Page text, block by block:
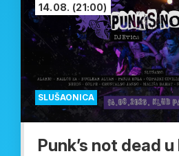
SLUŠAONICA
14.08. (21:00)
Punk’s not dead